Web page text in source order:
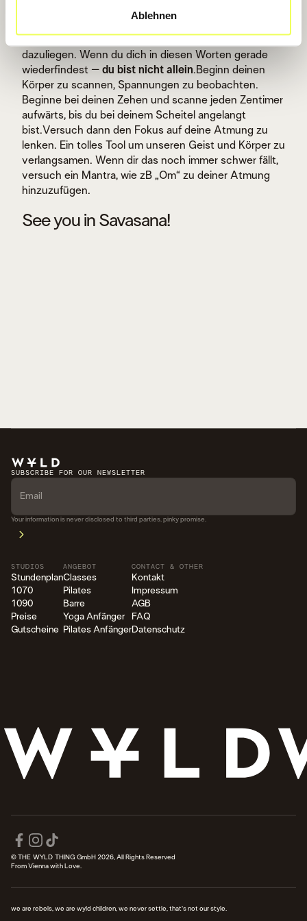
Ablehnen
fällt es oft schwer und selbst wenn man schon
dazuliegen. Wenn du dich in diesen Worten gerade
wiederfindest – du bist nicht allein.Beginn deinen
Körper zu scannen, Spannungen zu beobachten.
Beginne bei deinen Zehen und scanne jeden Zentimer
aufwärts, bis du bei deinem Scheitel angelangt
bist.Versuch dann den Fokus auf deine Atmung zu
lenken. Ein tolles Tool um unseren Geist und Körper zu
verlangsamen. Wenn dir das noch immer schwer fällt,
versuch ein Mantra, wie zB „Om“ zu deiner Atmung
hinzuzufügen.
See you in Savasana!
SUBSCRIBE FOR OUR NEWSLETTER
Your information is never disclosed to third parties. pinky promise.
STUDIOS
Stundenplan
1070
1090
Preise
Gutscheine
ANGEBOT
Classes
Pilates
Barre
Yoga Anfänger
Pilates Anfänger
CONTACT & OTHER
Kontakt
Impressum
AGB
FAQ
Datenschutz
© THE WYLD THING GmbH 2026, All Rights Reserved
From Vienna with Love.
we are rebels, we are wyld children, we never settle, that's not our style.